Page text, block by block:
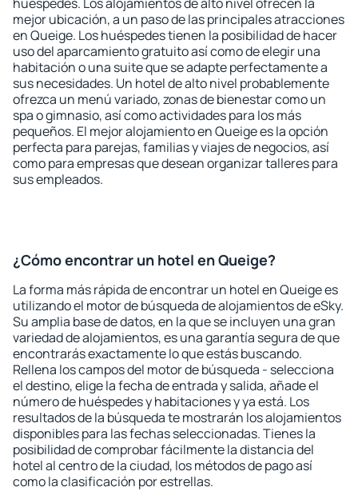
mejor ubicación, a un paso de las principales atracciones
en Queige. Los huéspedes tienen la posibilidad de hacer
uso del aparcamiento gratuito así como de elegir una
habitación o una suite que se adapte perfectamente a
sus necesidades. Un hotel de alto nivel probablemente
ofrezca un menú variado, zonas de bienestar como un
spa o gimnasio, así como actividades para los más
pequeños. El mejor alojamiento en Queige es la opción
perfecta para parejas, familias y viajes de negocios, así
como para empresas que desean organizar talleres para
sus empleados.
¿Cómo encontrar un hotel en Queige?
La forma más rápida de encontrar un hotel en Queige es
utilizando el motor de búsqueda de alojamientos de eSky.
Su amplia base de datos, en la que se incluyen una gran
variedad de alojamientos, es una garantía segura de que
encontrarás exactamente lo que estás buscando.
Rellena los campos del motor de búsqueda - selecciona
el destino, elige la fecha de entrada y salida, añade el
número de huéspedes y habitaciones y ya está. Los
resultados de la búsqueda te mostrarán los alojamientos
disponibles para las fechas seleccionadas. Tienes la
posibilidad de comprobar fácilmente la distancia del
hotel al centro de la ciudad, los métodos de pago así
como la clasificación por estrellas.